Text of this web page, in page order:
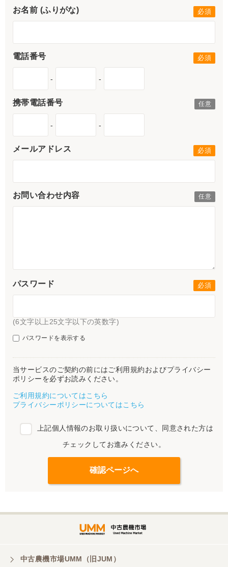
お名前 (ふりがな)
電話番号
- -
携帯電話番号
- -
メールアドレス
お問い合わせ内容
パスワード
(6文字以上25文字以下の英数字)
パスワードを表示する
当サービスのご契約の前にはご利用規約およびプライバシー
ポリシーを必ずお読みください。
ご利用規約についてはこちら
プライバシーポリシーについてはこちら
上記個人情報のお取り扱いについて、同意された方は
チェックしてお進みください。
中古農機市場UMM（旧JUM）